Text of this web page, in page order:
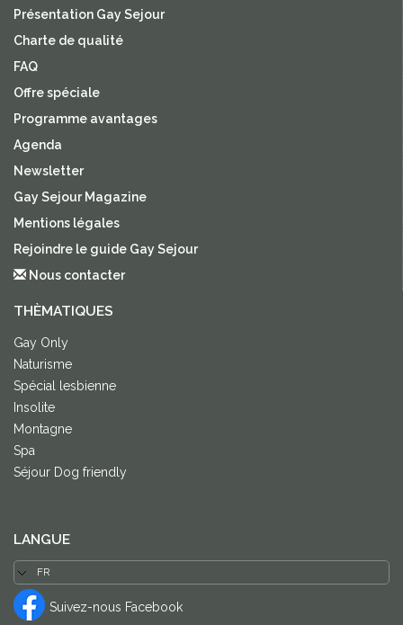
Présentation Gay Sejour
Charte de qualité
FAQ
Offre spéciale
Programme avantages
Agenda
Newsletter
Gay Sejour Magazine
Mentions légales
Rejoindre le guide Gay Sejour
Nous contacter
THÈMATIQUES
Gay Only
Naturisme
Spécial lesbienne
Insolite
Montagne
Spa
Séjour Dog friendly
LANGUE
Suivez-nous Facebook